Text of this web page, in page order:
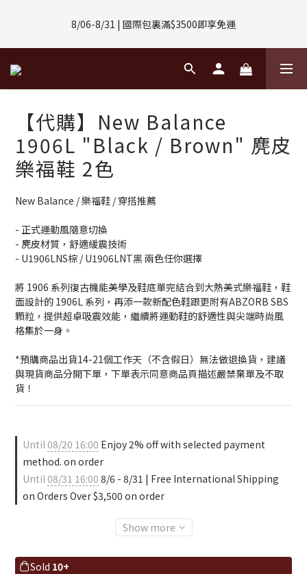
(數量有限售完不補)
8/06-8/31 | 國際包裏滿$3500即享免運
8/08-8/10 | 全館任選3件 贈 $188購物金
8/01-8/31 | 任選2件CUBOX正價商品 贈【威靈頓 / 波士頓墨鏡】
(數量有限售完不補)
【代購】New Balance
1906L "Black / Brown" 麂皮
樂福鞋 2色
New Balance / 樂福鞋 / 穿搭推薦
- 正式運動風隨意切換
- 麂皮材質，舒適緩震技術
- U1906LNS棕 / U1906LNT黑 兩色任你選擇
將 1906 系列復古機能美學及鞋底單完結合到大熱美式樂福鞋，鞋
面設計的 1906L 系列，再添一款新配色鞋跟更附有ABZORB SBS
顆粒，提供超卓吸震效能，繼續將運動鞋的舒適性與尖端時尚風
格集於一身。
*預購商品出貨14-21個工作天（不含假日）無法做退換貨，建議
與現貨商品分開下單，下單表示同意商品頁描述嚴禁棄單及不取
貨！
Until08/20 16:00 Enjoy 2% off with selected payment
method. on order
Until08/31 16:00 8/6 - 8/31 | Free International Shipping
on Orders Over $3,500 on order
Show more
Sold 10+